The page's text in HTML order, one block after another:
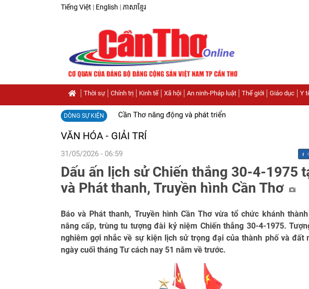
Tiếng Việt | English | ភាសាខ្មែរ
Thời sự Chính trị Kinh tế Xã hội An ninh-Pháp luật Thế giới Giáo dục Y
DÒNG SỰ KIỆN Cần Thơ năng động và phát triển
VĂN HÓA - GIẢI TRÍ
31/05/2026 - 06:59
Dấu ấn lịch sử Chiến thắng 30-4-1975
và Phát thanh, Truyền hình Cần Thơ
Báo và Phát thanh, Truyền hình Cần Thơ vừa tổ chức khánh
nâng cấp, trùng tu tượng đài kỷ niệm Chiến thắng 30-4-1975.
nghiêm gợi nhắc về sự kiện lịch sử trọng đại của thành phố và đất
ngày cuối tháng Tư cách nay 51 năm về trước.